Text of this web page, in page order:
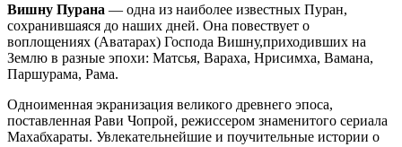
Вишну Пурана — одна из наиболее известных Пуран,
сохранившаяся до наших дней. Она повествует о
воплощениях (Аватарах) Господа Вишну,приходивших на
Землю в разные эпохи: Матсья, Вараха, Нрисимха, Вамана,
Паршурама, Рама.
Одноименная экранизация великого древнего эпоса,
поставленная Рави Чопрой, режиссером знаменитого сериала
Махабхараты. Увлекательнейшие и поучительные истории о